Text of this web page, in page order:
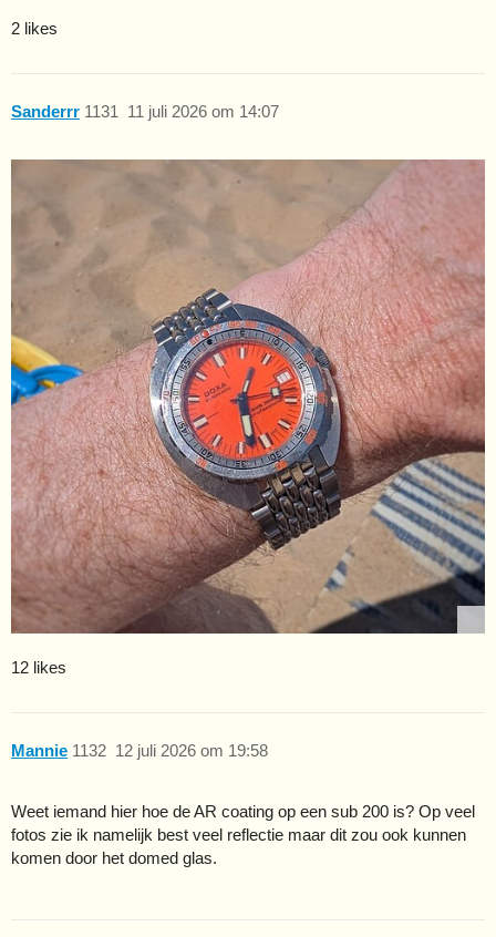
2 likes
Sanderrr 11 juli 2026 om 14:07
1131
12 likes
Mannie 12 juli 2026 om 19:58
1132
Weet iemand hier hoe de AR coating op een sub 200 is? Op veel
fotos zie ik namelijk best veel reflectie maar dit zou ook kunnen
komen door het domed glas.